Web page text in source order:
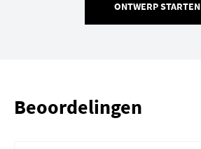
ONTWERP STARTEN
Beoordelingen